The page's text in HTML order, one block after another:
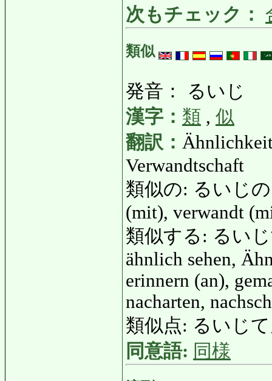
次もチェック：
類似
発音： るいじ
漢字： 類 , 似
翻訳：
Verwandtschaft
類似の: るいじの
(mit), verwandt
類似する: るいじ
ähnlich sehen,
erinnern (an),
nacharten,
類似点: るいじ
同意語: 同様